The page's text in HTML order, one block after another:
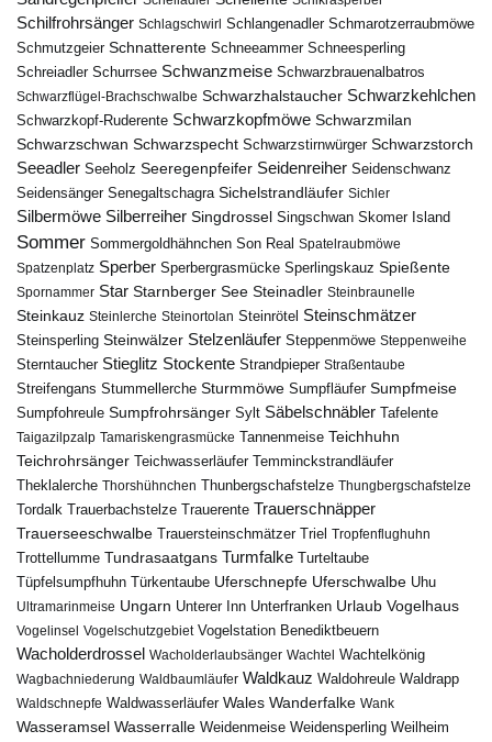
Schilfrohrsänger Schlagschwirl Schlangenadler Schmarotzerraubmöwe
Schmutzgeier Schnatterente Schneeammer Schneesperling
Schreiadler Schurrsee Schwanzmeise Schwarzbrauenalbatros
Schwarzflügel-Brachschwalbe Schwarzhalstaucher Schwarzkehlchen
Schwarzkopf-Ruderente Schwarzkopfmöwe Schwarzmilan
Schwarzschwan Schwarzspecht Schwarzstirnwürger Schwarzstorch
Seeadler Seeholz Seeregenpfeifer Seidenreiher Seidenschwanz
Seidensänger Senegaltschagra Sichelstrandläufer Sichler
Silbermöwe Silberreiher Singdrossel Singschwan Skomer Island
Sommer Sommergoldhähnchen Son Real Spatelraubmöwe
Spatzenplatz Sperber Sperbergrasmücke Sperlingskauz Spießente
Spornammer Star Starnberger See Steinadler Steinbraunelle
Steinkauz Steinlerche Steinortolan Steinrötel Steinschmätzer
Steinsperling Steinwälzer Stelzenläufer Steppenmöwe Steppenweihe
Sterntaucher Stieglitz Stockente Strandpieper Straßentaube
Streifengans Stummellerche Sturmmöwe Sumpfläufer Sumpfmeise
Sumpfohreule Sumpfrohrsänger Sylt Säbelschnäbler Tafelente
Taigazilpzalp Tamariskengrasmücke Tannenmeise Teichhuhn
Teichrohrsänger Teichwasserläufer Temminckstrandläufer
Theklalerche Thorshühnchen Thunbergschafstelze Thungbergschafstelze
Tordalk Trauerbachstelze Trauerente Trauerschnäpper
Trauerseeschwalbe Trauersteinschmätzer Triel Tropfenflughuhn
Trottellumme Tundrasaatgans Turmfalke Turteltaube
Tüpfelsumpfhuhn
Türkentaube Uferschnepfe Uferschwalbe Uhu
Ultramarinmeise Ungarn Unterer Inn Unterfranken Urlaub Vogelhaus
Vogelinsel Vogelschutzgebiet Vogelstation Benediktbeuern
Wacholderdrossel Wacholderlaubsänger Wachtel Wachtelkönig
Wagbachniederung Waldbaumläufer Waldkauz Waldohreule Waldrapp
Waldschnepfe Waldwasserläufer Wales Wanderfalke Wank
Wasseramsel Wasserralle Weidenmeise Weidensperling Weilheim